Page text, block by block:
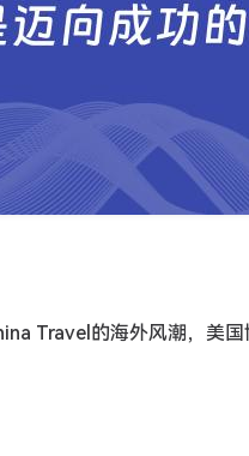
Travel的海外风潮，美